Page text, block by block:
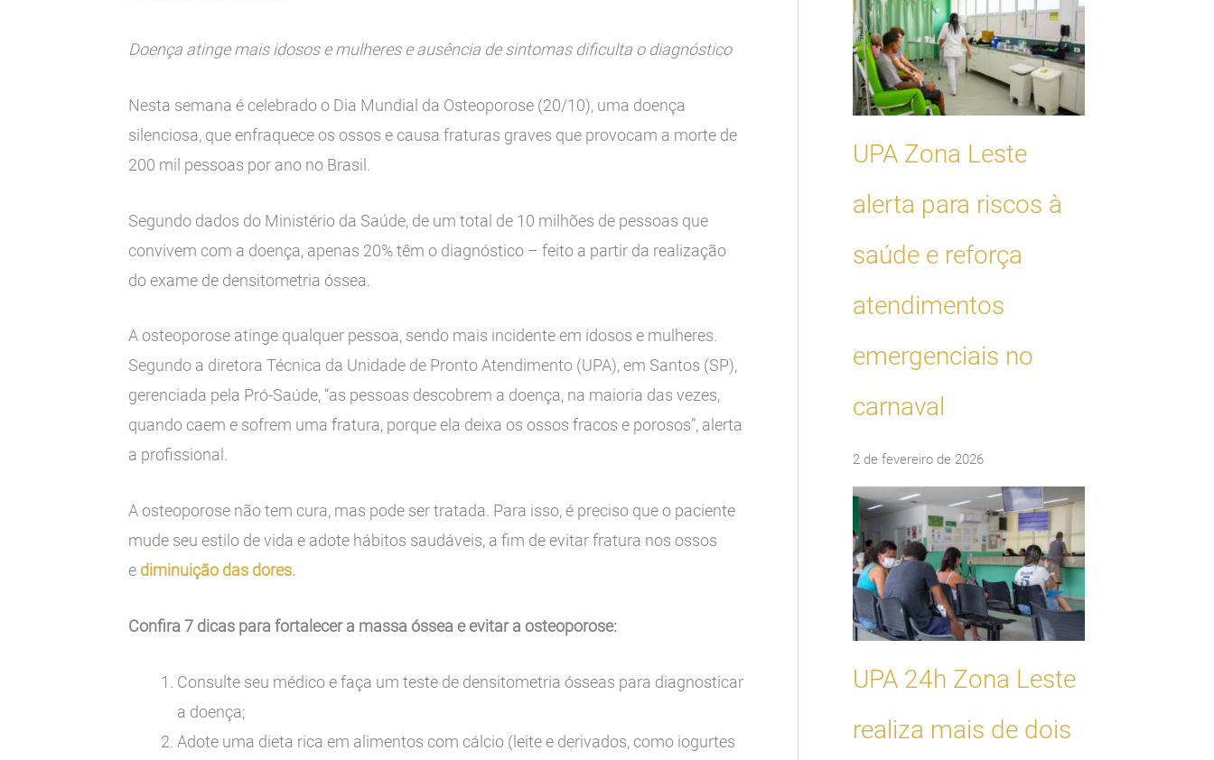
Doença atinge mais idosos e mulheres e ausência de sintomas dificulta o diagnóstico
Nesta semana é celebrado o Dia Mundial da Osteoporose (20/10), uma doença
silenciosa, que enfraquece os ossos e causa fraturas graves que provocam a morte de
200 mil pessoas por ano no Brasil.
Segundo dados do Ministério da Saúde, de um total de 10 milhões de pessoas que
convivem com a doença, apenas 20% têm o diagnóstico – feito a partir da realização
do exame de densitometria óssea.
A osteoporose atinge qualquer pessoa, sendo mais incidente em idosos e mulheres.
Segundo a diretora Técnica da Unidade de Pronto Atendimento (UPA), em Santos (SP),
gerenciada pela Pró-Saúde, “as pessoas descobrem a doença, na maioria das vezes,
quando caem e sofrem uma fratura, porque ela deixa os ossos fracos e porosos”, alerta
a profissional.
A osteoporose não tem cura, mas pode ser tratada. Para isso, é preciso que o paciente
mude seu estilo de vida e adote hábitos saudáveis, a fim de evitar fratura nos ossos
e diminuição das dores.
Confira 7 dicas para fortalecer a massa óssea e evitar a osteoporose:
Consulte seu médico e faça um teste de densitometria ósseas para diagnosticar
a doença;
Adote uma dieta rica em alimentos com cálcio (leite e derivados, como iogurtes
UPA Zona Leste
alerta para riscos à
saúde e reforça
atendimentos
emergenciais no
carnaval
2 de fevereiro de 2026
UPA 24h Zona Leste
realiza mais de dois